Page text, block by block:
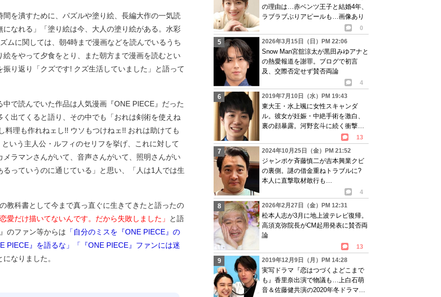
を潰すために、パズルや塗り絵、長編大作の一気読
なれる」「塗り絵は今、大人の塗り絵がある。水彩
ムに関しては、朝4時まで漫画などを読んでいるうち
をやって夕食をとり、また朝方まで漫画を読むとい
り返り「クズです! クズ生活していました」と語って
で読んでいた作品は人気漫画『ONE PIECE』だった
出てくると語り、その中でも「おれは剣術を使えね
料理も作れねェし!! ウソもつけねェ!! おれは助けても
いう主人公・ルフィのセリフを挙げ、これに対して
ラマンさんがいて、音声さんがいて、照明さんがい
っていうのに通じている」と思い、「人は1人では生
教科書として今まで真っ直ぐに生きてきたと語ったの
愛だけ描いてないんです。だから失敗しました」
と語
のファン等からは 「自分のミスを『ONE PIECE』の
PIECE』を語るな」「『ONE PIECE』ファンには迷
なりました。
の理由は…赤ベンツ王子と結婚4年、
ラブラブぶりアピールも…画像あり
0
2026年3月15日（日）PM 22:06
Snow Man宮舘涼太が黒田みゆアナと
の熱愛報道を謝罪。ブログで初言
及、交際否定せず賛否両論
4
2019年7月10日（水）PM 19:43
東大王・水上颯に女性スキャンダ
ル。彼女が妊娠・中絶手術を激白、
裏の顔暴露。河野玄斗に続く衝撃話
13
2024年10月25日（金）PM 21:52
ジャンポケ斉藤慎二が吉本興業クビ
の裏側。謎の借金重ねトラブルに?
本人に直撃取材敢行も…
4
2026年2月27日（金）PM 12:31
松本人志が3月に地上波テレビ復帰。
高須克弥院長がCM起用発表に賛否両
論
13
2019年12月9日（月）PM 14:28
実写ドラマ『恋はつづくよどこまで
も』香里奈出演で物議も…上白石萌
音＆佐藤健共演の2020年冬ドラマ追